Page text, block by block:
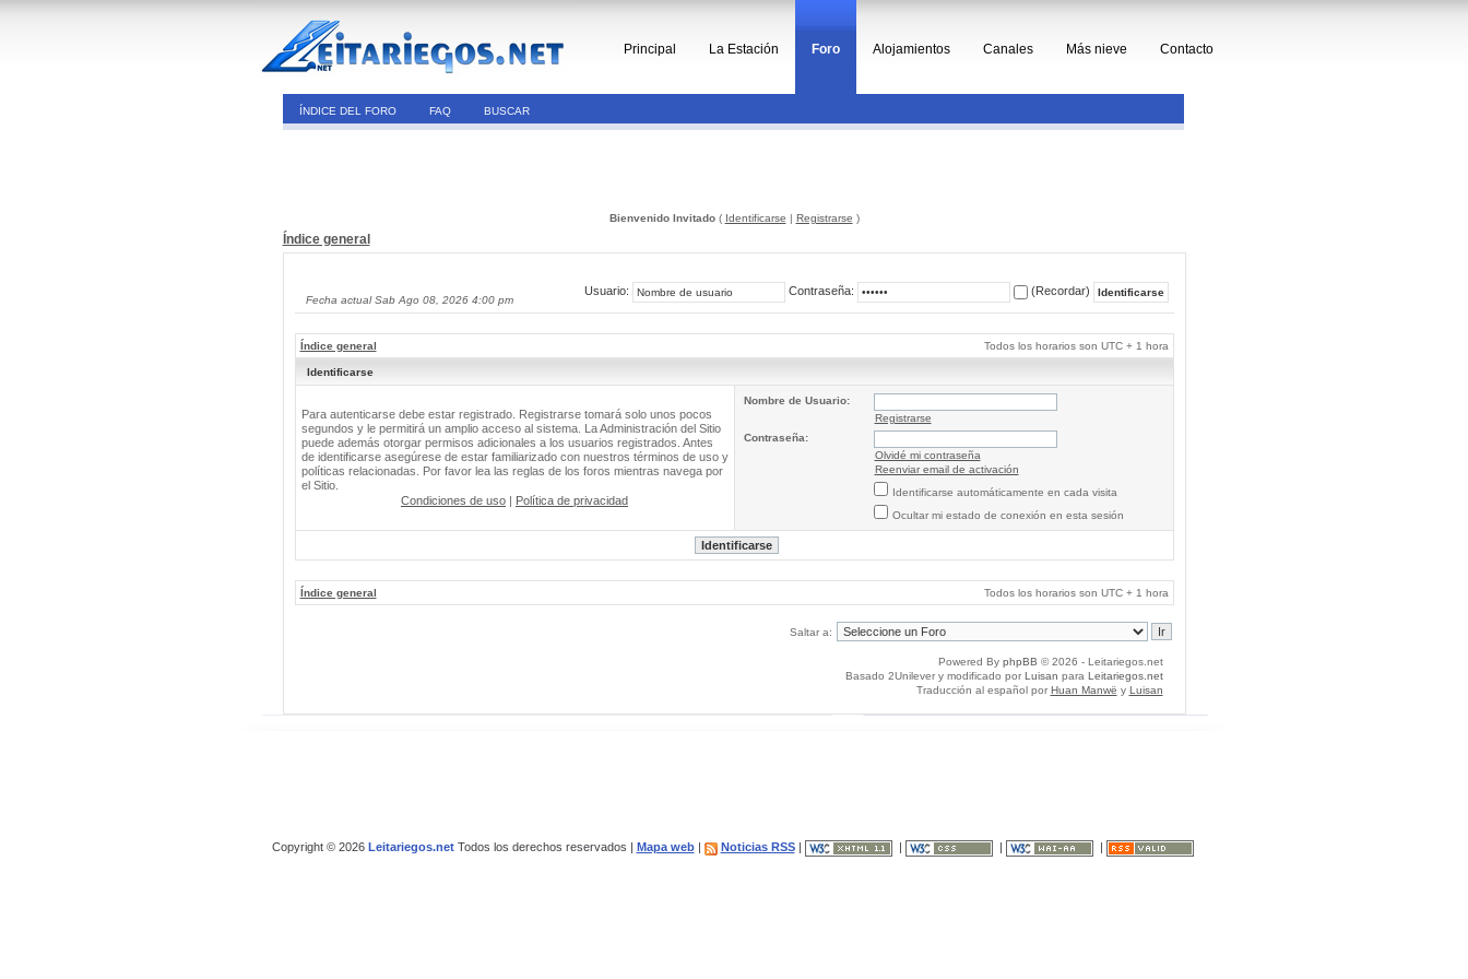
Principal La Estación Foro Alojamientos Canales Más nieve Contacto
ÍNDICE DEL FORO FAQ BUSCAR
Bienvenido Invitado( Identificarse | Registrarse )
Índice general
Fecha actual Sab Ago 08, 2026 4:00 pm
Usuario: Contraseña: (Recordar)
Índice general Todos los horarios son UTC + 1 hora
Identificarse
Para autenticarse debe estar registrado. Registrarse tomará solo unos pocos
segundos y le permitirá un amplio acceso al sistema. La Administración del Sitio
puede además otorgar permisos adicionales a los usuarios registrados. Antes
de identificarse asegúrese de estar familiarizado con nuestros términos de uso y
políticas relacionadas. Por favor lea las reglas de los foros mientras navega por
el Sitio.
Condiciones de uso | Política de privacidad
Nombre de Usuario:
Registrarse
Contraseña:
Olvidé mi contraseña
Reenviar email de activación
Identificarse automáticamente en cada visita
Ocultar mi estado de conexión en esta sesión
Índice general Todos los horarios son UTC + 1 hora
Saltar a:
Powered By phpBB © 2026 - Leitariegos.net
Basado 2Unilever y modificado por Luisan para Leitariegos.net
Traducción al español por Huan Manwë y Luisan
Copyright © 2026 Leitariegos.netTodos los derechos reservados | Mapa web| Noticias RSS|